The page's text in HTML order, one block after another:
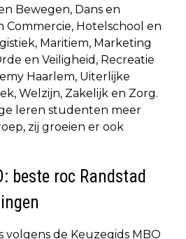
Bewegen, Dans en
Commercie, Hotelschool en
Maritiem, Marketing
en Veiligheid, Recreatie
Haarlem, Uiterlijke
Welzijn, Zakelijk en Zorg.
leren studenten meer
zij groeien er ook
beste roc Randstad
volgens de Keuzegids MBO